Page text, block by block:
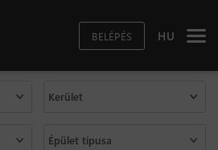
BELÉPÉS HU
Kerület
Épület típusa